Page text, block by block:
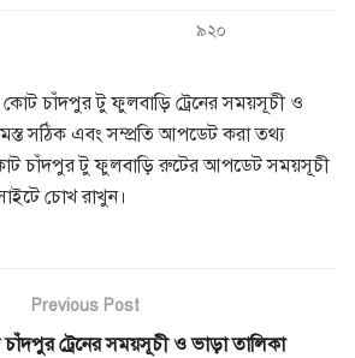
৯২০
চাঁদপুর টু ফুলবাড়ি ট্রেনের সময়সূচী ও
সঠিক এবং সম্প্রতি আপডেট করা তথ্য
কোট চাঁদপুর টু ফুলবাড়ি রুটের আপডেট সময়সূচী
চোখ রাখুন।
Previous Post
ট্রেনের সময়সূচী ও ভাড়া তালিকা